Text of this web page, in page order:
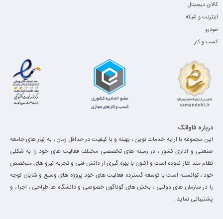
کالای دیجیتال
اینترنت و شبکه
خودرو
کسب و کار
درباره فاواتک
این مجموعه با ارایه خدمات نوین ، بهینه و با کیفیت در حداقل زمان ، به نیاز های جامعه
صنعتی و اداری کشور ، در زمینه های تخصصی مختلف فعالیت های خود را به شکلی
نظام مند اغاز نموده است و اکنون با بهره گیری از دانش فنی و تجربه نیرو های متخصص
خود ، توانسته است با توسعه گسترده فعالیت های خود پروژه های وسیع و شایان توجه
را در سازمان های دولتی ، بخش های گوناگون خصوصی و دانشگاه ها طراحی ، اجرا ، و
پشتیبانی نماید .